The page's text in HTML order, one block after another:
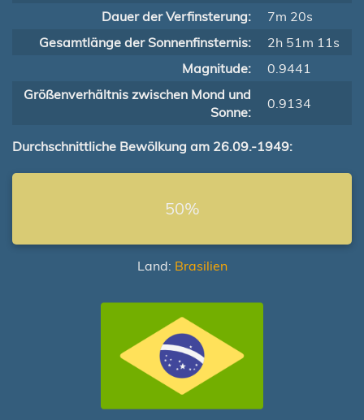
Dauer der Verfinsterung:
7m 20s
Gesamtlänge der Sonnenfinsternis:
2h 51m 11s
Magnitude:
0.9441
Größenverhältnis zwischen Mond und
Sonne:
0.9134
Durchschnittliche Bewölkung am 26.09.-1949:
50%
Land: Brasilien